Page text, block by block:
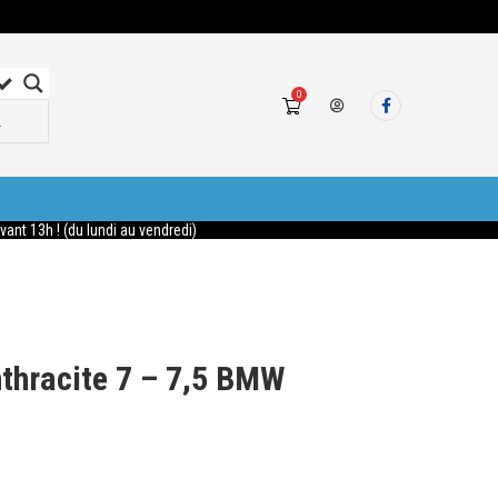
0
13h ! (du lundi au vendredi)
7 – 7,5 BMW